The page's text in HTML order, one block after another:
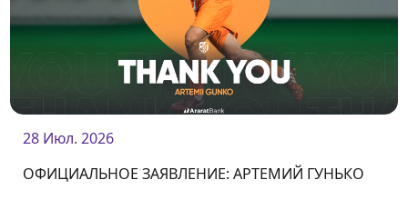
28 Июл. 2026
ОФИЦИАЛЬНОЕ ЗАЯВЛЕНИЕ: АРТЕМИЙ ГУНЬКО